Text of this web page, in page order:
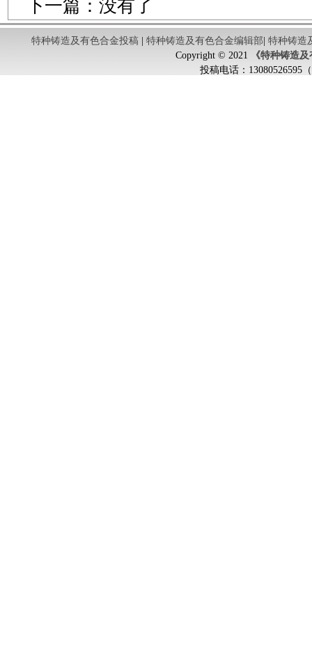
下一篇：没有了
特种铸造及有色合金投稿 |特种铸造及有色合金编辑部 |特种铸造
Copyright © 2021
《特种铸造
投稿电话： 13080526595